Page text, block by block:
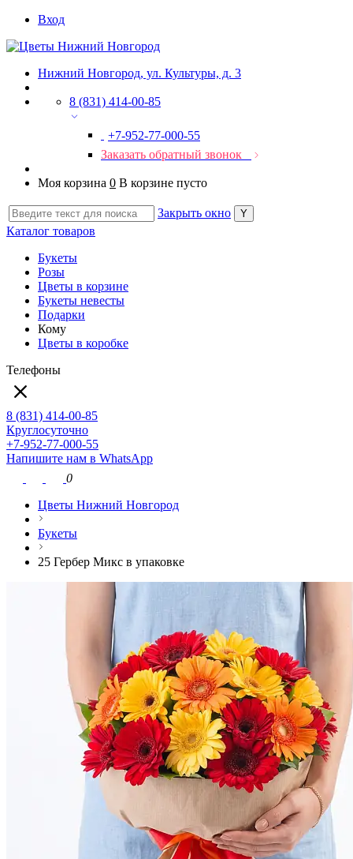
Вход
Нижний Новгород, ул. Культуры, д. 3
8 (831) 414-00-85
+7-952-77-000-55
Заказать обратный звонок
Моя корзина 0 В корзине пусто
Закрыть окно
Каталог товаров
Букеты
Розы
Цветы в корзине
Букеты невесты
Подарки
Кому
Цветы в коробке
Телефоны
8 (831) 414-00-85
Круглосуточно
+7-952-77-000-55
Напишите нам в WhatsApp
0
Цветы Нижний Новгород
Букеты
25 Гербер Микс в упаковке